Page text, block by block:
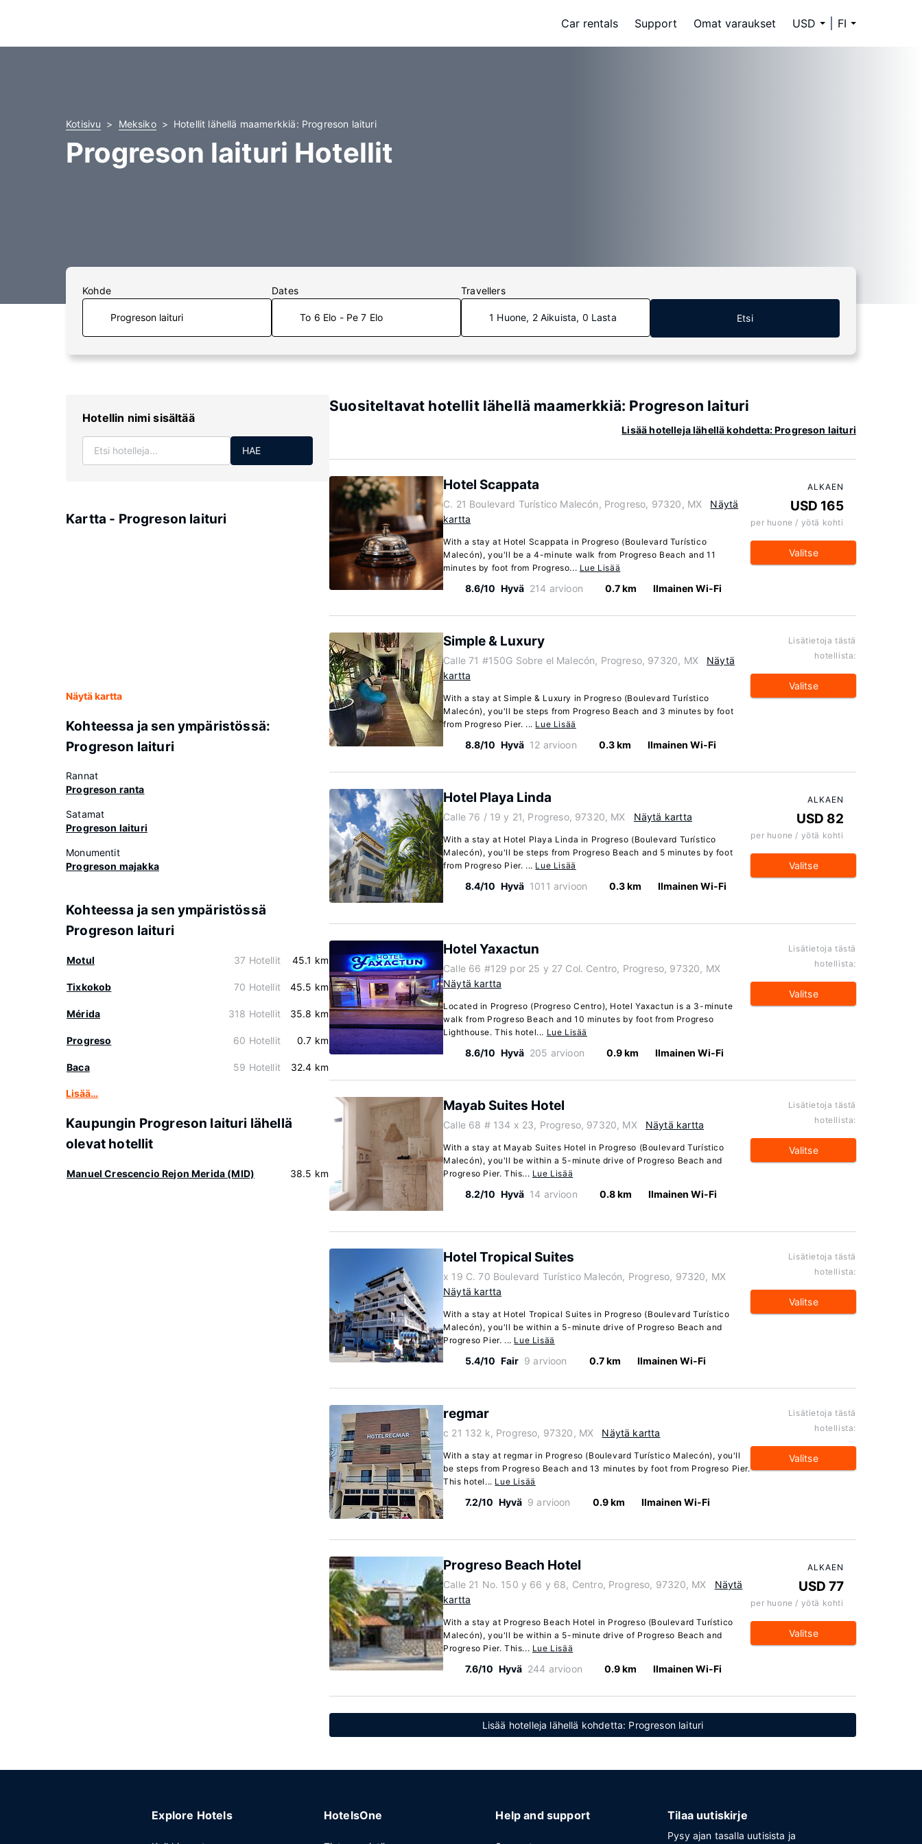
Car rentals Support Omat varaukset USD FI
Kotisivu Meksiko Hotellit lähellä maamerkkiä: Progreson laituri
Progreson laituri Hotellit
Kohde Dates
To 6 Elo - Pe 7 Elo
Travellers
1 Huone, 2 Aikuista, 0 Lasta Etsi
Hotellin nimi sisältää
HAE
Kartta - Progreson laituri
Näytä kartta
Kohteessa ja sen ympäristössä:
Progreson laituri
Rannat
Progreson ranta
Satamat
Progreson laituri
Monumentit
Progreson majakka
Kohteessa ja sen ympäristössä
Progreson laituri
Motul 37 Hotellit 45.1 km
Tixkokob 70 Hotellit 45.5 km
Mérida 318 Hotellit 35.8 km
Progreso 60 Hotellit 0.7 km
Baca 59 Hotellit 32.4 km
Lisää…
Kaupungin Progreson laituri lähellä
olevat hotellit
Manuel Crescencio Rejon Merida (MID) 38.5 km
Suositeltavat hotellit lähellä maamerkkiä: Progreson laituri
Lisää hotelleja lähellä kohdetta: Progreson laituri
Hotel Scappata
C. 21 Boulevard Turístico Malecón, Progreso, 97320, MX
Näytä
kartta
With a stay at Hotel Scappata in Progreso (Boulevard Turístico
Malecón), you'll be a 4-minute walk from Progreso Beach and 11
minutes by foot from Progreso... Lue Lisää
8.6/10 Hyvä 214 arvioon 0.7 km Ilmainen Wi-Fi
ALKAEN
USD 165
per huone / yötä kohti
Valitse
Simple & Luxury
Calle 71 #150G Sobre el Malecón, Progreso, 97320, MX
Näytä
kartta
With a stay at Simple & Luxury in Progreso (Boulevard Turístico
Malecón), you'll be steps from Progreso Beach and 3 minutes by foot
from Progreso Pier. ... Lue Lisää
8.8/10 Hyvä 12 arvioon 0.3 km Ilmainen Wi-Fi
Lisätietoja tästä
hotellista:
Valitse
Hotel Playa Linda
Calle 76 / 19 y 21, Progreso, 97320, MX Näytä kartta
With a stay at Hotel Playa Linda in Progreso (Boulevard Turístico
Malecón), you'll be steps from Progreso Beach and 5 minutes by foot
from Progreso Pier. ... Lue Lisää
8.4/10 Hyvä 1011 arvioon 0.3 km Ilmainen Wi-Fi
ALKAEN
USD 82
per huone / yötä kohti
Valitse
Hotel Yaxactun
Calle 66 #129 por 25 y 27 Col. Centro, Progreso, 97320, MX
Näytä kartta
Located in Progreso (Progreso Centro), Hotel Yaxactun is a 3-minute
walk from Progreso Beach and 10 minutes by foot from Progreso
Lighthouse. This hotel... Lue Lisää
8.6/10 Hyvä 205 arvioon 0.9 km Ilmainen Wi-Fi
Lisätietoja tästä
hotellista:
Valitse
Mayab Suites Hotel
Calle 68 # 134 x 23, Progreso, 97320, MX Näytä kartta
With a stay at Mayab Suites Hotel in Progreso (Boulevard Turístico
Malecón), you'll be within a 5-minute drive of Progreso Beach and
Progreso Pier. This... Lue Lisää
8.2/10 Hyvä 14 arvioon 0.8 km Ilmainen Wi-Fi
Lisätietoja tästä
hotellista:
Valitse
Hotel Tropical Suites
x 19 C. 70 Boulevard Turístico Malecón, Progreso, 97320, MX
Näytä kartta
With a stay at Hotel Tropical Suites in Progreso (Boulevard Turístico
Malecón), you'll be within a 5-minute drive of Progreso Beach and
Progreso Pier. ... Lue Lisää
5.4/10 Fair 9 arvioon 0.7 km Ilmainen Wi-Fi
Lisätietoja tästä
hotellista:
Valitse
regmar
c 21 132 k, Progreso, 97320, MX Näytä kartta
With a stay at regmar in Progreso (Boulevard Turístico Malecón), you'll
be steps from Progreso Beach and 13 minutes by foot from Progreso Pier.
This hotel... Lue Lisää
7.2/10 Hyvä 9 arvioon 0.9 km Ilmainen Wi-Fi
Lisätietoja tästä
hotellista:
Valitse
Progreso Beach Hotel
Calle 21 No. 150 y 66 y 68, Centro, Progreso, 97320, MX
Näytä
kartta
With a stay at Progreso Beach Hotel in Progreso (Boulevard Turístico
Malecón), you'll be within a 5-minute drive of Progreso Beach and
Progreso Pier. This... Lue Lisää
7.6/10 Hyvä 244 arvioon 0.9 km Ilmainen Wi-Fi
ALKAEN
USD 77
per huone / yötä kohti
Valitse
Lisää hotelleja lähellä kohdetta: Progreson laituri
Explore Hotels HotelsOne Help and support Tilaa uutiskirje
Pysy ajan tasalla uutisista ja